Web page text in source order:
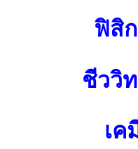
ฟิสิ
ชีววิ
เค